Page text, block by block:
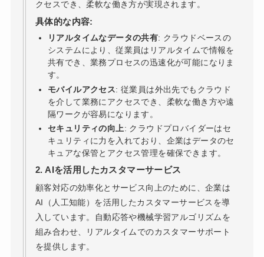
クセスでき、柔軟な働き方が実現されます。
具体的な内容:
リアルタイムなデータの共有: クラウドベースの
システムにより、従業員はリアルタイムで情報を
共有でき、業務プロセスの迅速化が可能になりま
す。
モバイルアクセス: 従業員は外出先でもクラウド
を介して業務にアクセスでき、柔軟な働き方や遠
隔ワークが容易になります。
セキュリティの向上: クラウドプロバイダーはセ
キュリティに力を入れており、企業はデータのセ
キュアな保管とアクセス管理を確保できます。
2. AIを活用したカスタマーサービス
顧客対応の効率化とサービス向上のために、企業は
AI（人工知能）を活用したカスタマーサービスを導
入しています。自動応答や機械学習アルゴリズムを
組み合わせ、リアルタイムでのカスタマーサポート
を提供します。